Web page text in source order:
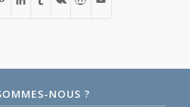
NOUS ?